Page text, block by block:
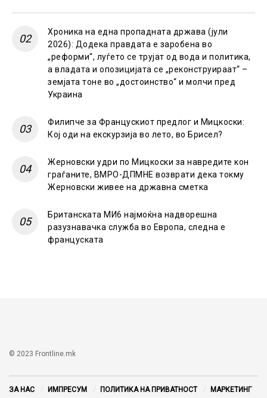
Хроника на една пропадната држава (јули
2026): Додека правдата е заробена во
„реформи“, луѓето се трујат од вода и политика,
а владата и опозицијата се „реконструираат“ –
земјата тоне во „достоинство“ и молчи пред
Украина
Филипче за Францускиот предлог и Мицкоски:
Кој оди на екскурзија во лето, во Брисел?
Жерновски удри по Мицкоски за навредите кон
граѓаните, ВМРО-ДПМНЕ возврати дека токму
Жерновски живее на државна сметка
Британската МИ6 најмоќна надворешна
разузнавачка служба во Европа, следна е
француската
© 2023 Frontline.mk
ЗА НАС ИМПРЕСУМ ПОЛИТИКА НА ПРИВАТНОСТ МАРКЕТИНГ